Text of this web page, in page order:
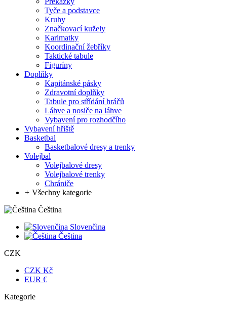
Tyče a podstavce
Kruhy
Značkovací kužely
Karimatky
Koordinační žebříky
Taktické tabule
Figuríny
Doplňky
Kapitánské pásky
Zdravotní doplňky
Tabule pro střídání hráčů
Láhve a nosiče na láhve
Vybavení pro rozhodčího
Vybavení hřiště
Basketbal
Basketbalové dresy a trenky
Volejbal
Volejbalové dresy
Volejbalové trenky
Chrániče
+ Všechny kategorie
Čeština
Slovenčina
Čeština
CZK
CZK Kč
EUR €
Kategorie